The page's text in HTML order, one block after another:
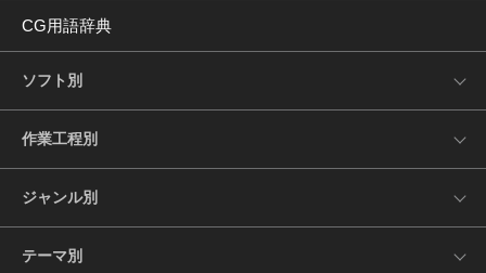
CG用語辞典
ソフト別
作業工程別
ジャンル別
テーマ別